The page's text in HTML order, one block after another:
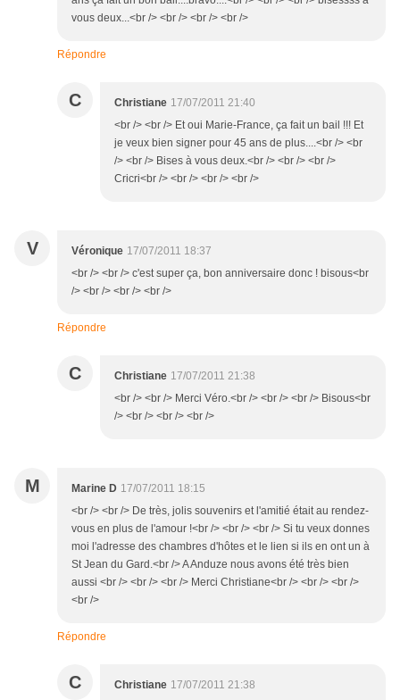
vous deux...<br /> <br /> <br /> <br />
Répondre
C Christiane 17/07/2011 21:40
<br /> <br /> Et oui Marie-France, ça fait un bail !!! Et
je veux bien signer pour 45 ans de plus....<br /> <br
/> <br /> Bises à vous deux.<br /> <br /> <br />
Cricri<br /> <br /> <br /> <br />
V Véronique 17/07/2011 18:37
<br /> <br /> c'est super ça, bon anniversaire donc ! bisous<br
/> <br /> <br /> <br />
Répondre
C Christiane 17/07/2011 21:38
<br /> <br /> Merci Véro.<br /> <br /> <br /> Bisous<br
/> <br /> <br /> <br />
M Marine D 17/07/2011 18:15
<br /> <br /> De très, jolis souvenirs et l'amitié était au rendez-
vous en plus de l'amour !<br /> <br /> <br /> Si tu veux donnes
moi l'adresse des chambres d'hôtes et le lien si ils en ont un à
St Jean du Gard.<br /> A Anduze nous avons été très bien
aussi <br /> <br /> <br /> Merci Christiane<br /> <br /> <br />
<br />
Répondre
C Christiane 17/07/2011 21:38